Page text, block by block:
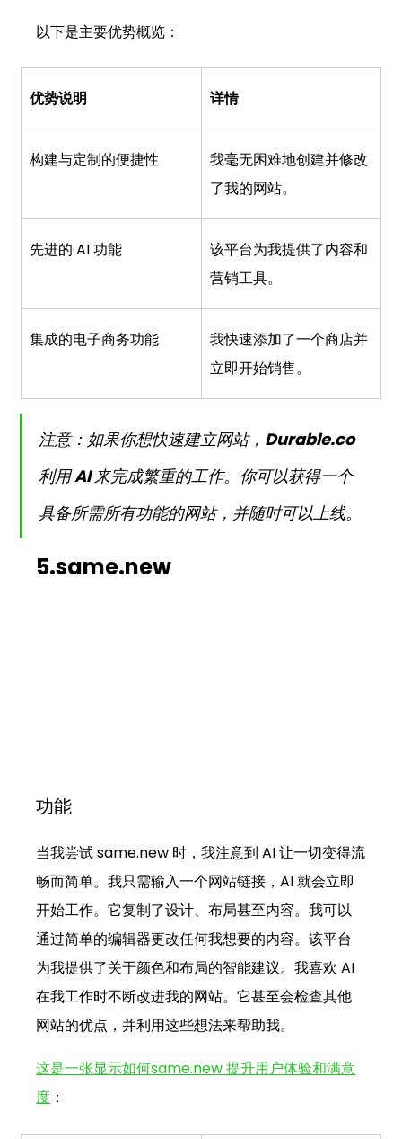
以下是主要优势概览：
优势说明 详情
构建与定制的便捷性
我毫无困难地创建并修改
了我的网站。
先进的 AI 功能
该平台为我提供了内容和
营销工具。
集成的电子商务功能
我快速添加了一个商店并
立即开始销售。
注意：如果你想快速建立网站， Durable.co
利用 AI 来完成繁重的工作。你可以获得一个
具备所需所有功能的网站，并随时可以上线。
5.same.new
功能
当我尝试 same.new 时，我注意到 AI 让一切变得流
畅而简单。我只需输入一个网站链接，AI 就会立即
开始工作。它复制了设计、布局甚至内容。我可以
通过简单的编辑器更改任何我想要的内容。该平台
为我提供了关于颜色和布局的智能建议。我喜欢 AI
在我工作时不断改进我的网站。它甚至会检查其他
网站的优点，并利用这些想法来帮助我。
这是一张显示如何same.new 提升用户体验和满意
度 ：